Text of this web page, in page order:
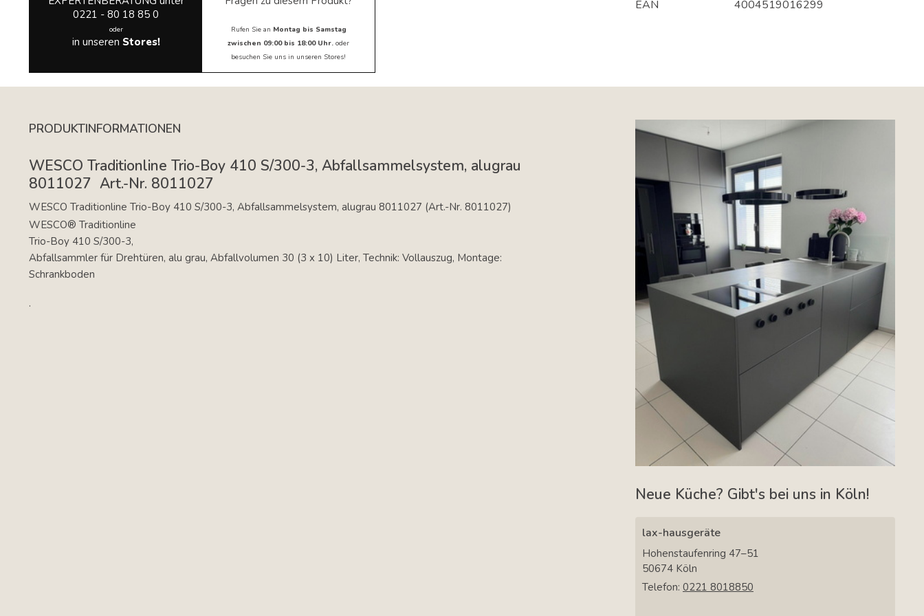
0221 - 80 18 85 0
oder
in unseren Stores!
Rufen Sie an Montag bis Samstag
zwischen 09:00 bis 18:00 Uhr. oder
besuchen Sie uns in unseren Stores!
EAN
4004519016299
PRODUKTINFORMATIONEN
WESCO Traditionline Trio-Boy 410 S/300-3, Abfallsammelsystem, alugrau
8011027  Art.-Nr. 8011027
WESCO Traditionline Trio-Boy 410 S/300-3, Abfallsammelsystem, alugrau 8011027 (Art.-Nr. 8011027) 
WESCO® Traditionline
Trio-Boy 410 S/300-3,
Abfallsammler für Drehtüren, alu grau, Abfallvolumen 30 (3 x 10) Liter, Technik: Vollauszug, Montage:
Schrankboden
.
Neue Küche? Gibt's bei uns in Köln!
lax-hausgeräte
Hohenstaufenring 47–51
50674 Köln
Telefon: 0221 8018850